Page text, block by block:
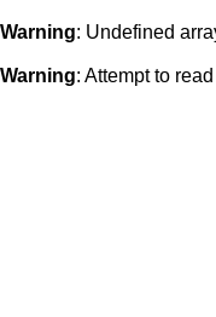
Warning: Undefined
Warning: Attempt to